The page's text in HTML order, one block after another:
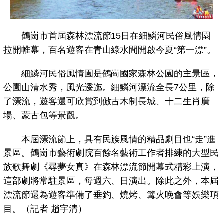
鶴崗市首屆森林漂流節15日在細鱗河民俗風情園
拉開帷幕，百名遊客在青山綠水間開啟今夏“第一漂”。
細鱗河民俗風情園是鶴崗國家森林公園的主景區，
公園山清水秀，風光逶迤。細鱗河漂流全長7公里，除
了漂流，遊客還可欣賞到倣古木制長城、十二生肖廣
場、蒙古包等景觀。
本屆漂流節上，具有民族風情的精品劇目也“走”進
景區。鶴崗市藝術劇院百餘名藝術工作者排練的大型民
族歌舞劇《尋夢女真》在森林漂流節開幕式精彩上演，
這部劇將常駐景區，每週六、日演出。除此之外，本屆
漂流節還為遊客準備了垂釣、燒烤、篝火晚會等娛樂項
目。（記者 趙宇清）